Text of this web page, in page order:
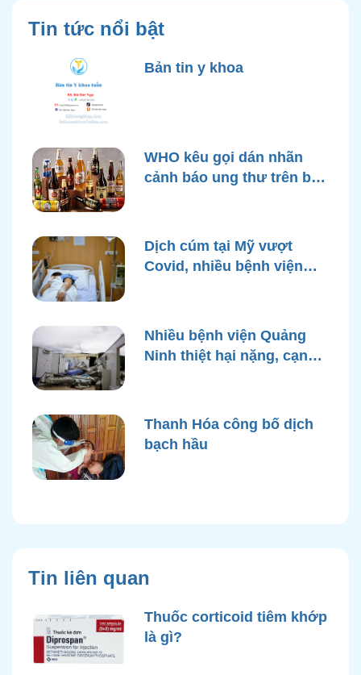
Tin tức nổi bật
Bản tin y khoa
WHO kêu gọi dán nhãn
cảnh báo ung thư trên bao
Dịch cúm tại Mỹ vượt
Covid, nhiều bệnh viện
Nhiều bệnh viện Quảng
Ninh thiệt hại nặng, cạn
Thanh Hóa công bố dịch
bạch hầu
Tin liên quan
Thuốc corticoid tiêm khớp
là gì?